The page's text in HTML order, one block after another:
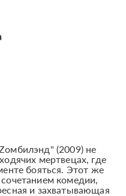
(2009) не
мертвецах, где
бояться. Этот же
комедии,
и захватывающая